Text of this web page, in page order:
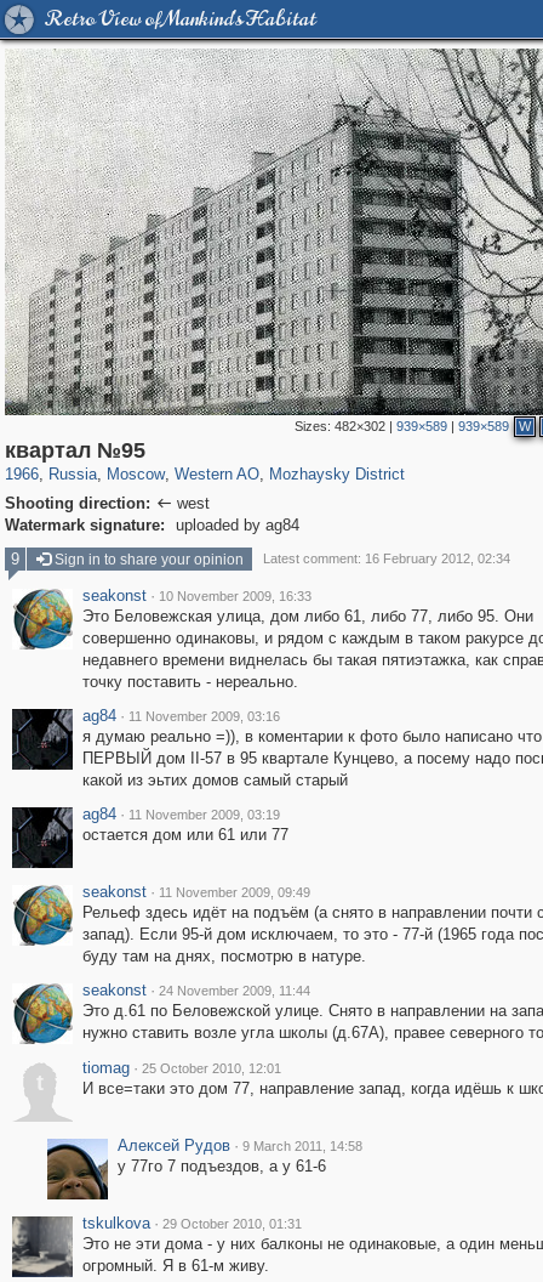
Retro View of Mankind's Habitat
Sizes: 482×302| 939×589| 939×589 W
квартал №95
1966, Russia
1,406,840
, Moscow
319,864 8,286
, Western AO
27,129
, Mozhaysky District
Shooting direction:  west
Watermark signature:
uploaded by ag84
9
Sign in to share your opinion Latest comment: 16 February 2012, 02:34
seakonst · 10 November 2009, 16:33
Это Беловежская улица, дом либо 61, либо 77, либо 95. Они
совершенно одинаковы, и рядом с каждым в таком ракурсе
недавнего времени виднелась бы такая пятиэтажка, как
точку поставить - нереально.
ag84 · 11 November 2009, 03:16
я думаю реально =)), в коментарии к фото было написано что
ПЕРВЫЙ дом II-57 в 95 квартале Кунцево, а посему надо
какой из эьтих домов самый старый
ag84 · 11 November 2009, 03:19
остается дом или 61 или 77
seakonst · 11 November 2009, 09:49
Рельеф здесь идёт на подъём (а снято в направлении почти
запад). Если 95-й дом исключаем, то это - 77-й (1965 года
буду там на днях, посмотрю в натуре.
seakonst · 24 November 2009, 11:44
Это д.61 по Беловежской улице. Снято в направлении на
нужно ставить возле угла школы (д.67А), правее северного
t
tiomag · 25 October 2010, 12:01
И все=таки это дом 77, направление запад, когда идёшь к
Алексей Рудов · 9 March 2011, 14:58
у 77го 7 подъездов, а у 61-6
tskulkova · 29 October 2010, 01:31
Это не эти дома - у них балконы не одинаковые, а один
огромный. Я в 61-м живу.